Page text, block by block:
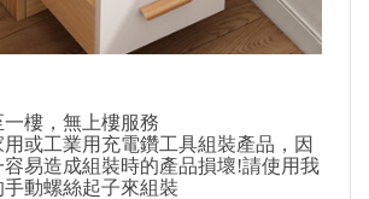
樓，無上樓服務
或工業用充電鑽工具組裝產品，因
易造成組裝時的產品損壞!請使用我
動螺絲起子來組裝